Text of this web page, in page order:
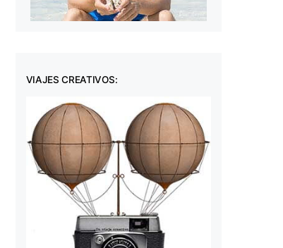
VIAJES CREATIVOS: